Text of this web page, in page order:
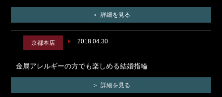
詳細を見る
2018.04.30
京都本店
金属アレルギーの方でも楽しめる結婚指輪
詳細を見る